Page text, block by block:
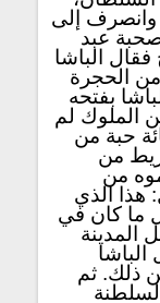
وانصرف إلى
عبد
الباشا
الحجرة
بفتحه
الملوك لم
حبة من
من
من
هذا الذي
ما كان في
المدينة
ذلك. ثم